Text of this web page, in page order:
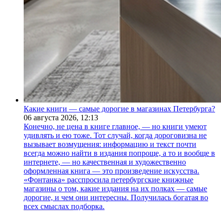
Какие книги — самые дорогие в магазинах Петербурга?
06 августа 2026, 12:13
Конечно, не цена в книге главное, — но книги умеют
удивлять и ею тоже. Тот случай, когда дороговизна не
вызывает возмущения: информацию и текст почти
всегда можно найти в издания попроще, а то и вообще в
интернете, — но качественная и художественно
оформленная книга — это произведение искусства.
«Фонтанка» расспросила петербургские книжные
магазины о том, какие издания на их полках — самые
дорогие, и чем они интересны. Получилась богатая во
всех смыслах подборка.